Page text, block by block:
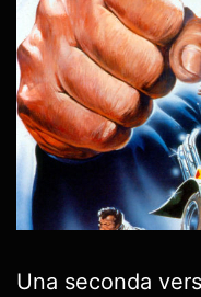
Una seconda